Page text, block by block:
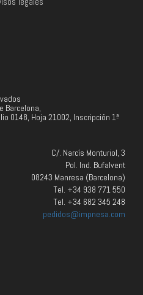
Barcelona,
0148, Hoja 21002, Inscripción 1ª
C/. Narcís Monturiol, 3
Pol. Ind. Bufalvent
08243 Manresa (Barcelona)
Tel. +34 938 771 550
Tel. +34 682 345 248
pedidos@impnesa.com